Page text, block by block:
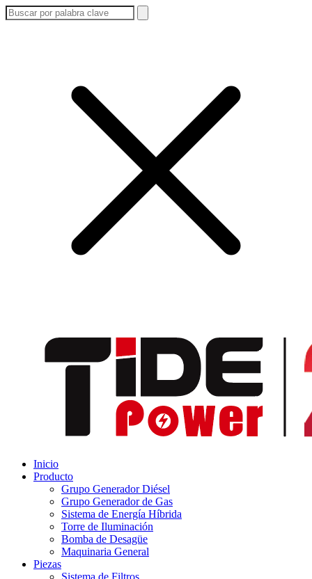
Inicio
Producto
Grupo Generador Diésel
Grupo Generador de Gas
Sistema de Energía Híbrida
Torre de Iluminación
Bomba de Desagüe
Maquinaria General
Piezas
Sistema de Filtros